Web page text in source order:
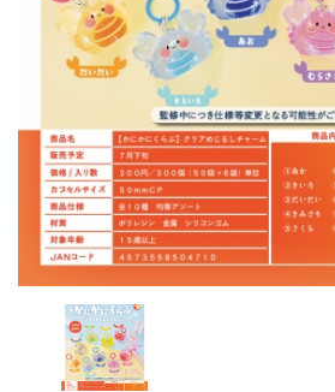
販促用カプセルトイ
よくあるご質問
ご利用ガイド
06-6282-7659